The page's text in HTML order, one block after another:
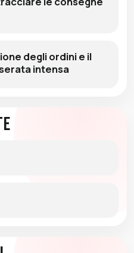
degli ordini e il
intensa